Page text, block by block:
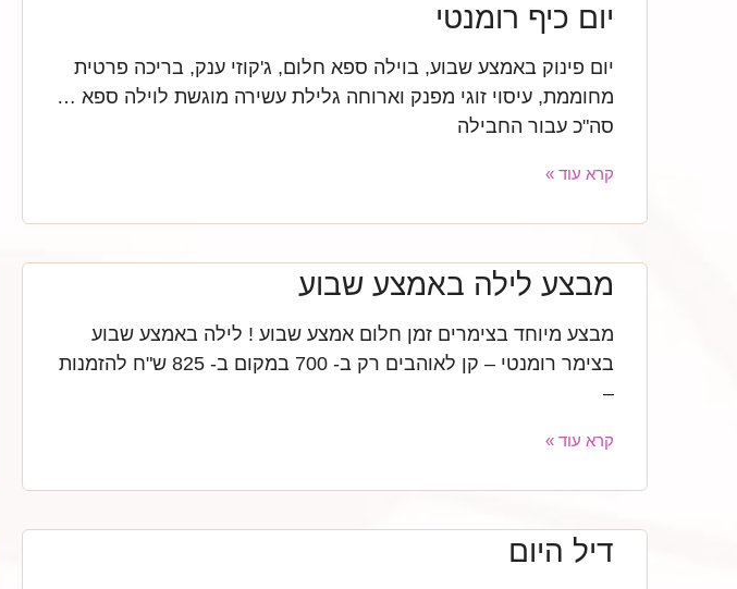
יום כיף רומנטי
יום פינוק באמצע שבוע, בוילה ספא חלום, ג'קוזי ענק, בריכה פרטית
מחוממת, עיסוי זוגי מפנק וארוחה גלילת עשירה מוגשת לוילה ספא …
סה"כ עבור החבילה
קרא עוד »
מבצע לילה באמצע שבוע
מבצע מיוחד בצימרים זמן חלום אמצע שבוע ! לילה באמצע שבוע
בצימר רומנטי – קן לאוהבים רק ב- 700 במקום ב- 825 ש"ח להזמנות
–
קרא עוד »
דיל היום